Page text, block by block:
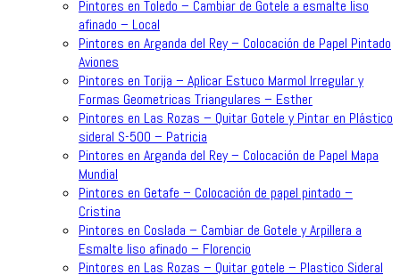
Pintores en Toledo – Cambiar de Gotele a esmalte liso
afinado – Local
Pintores en Arganda del Rey – Colocación de Papel Pintado
Aviones
Pintores en Torija – Aplicar Estuco Marmol Irregular y
Formas Geometricas Triangulares – Esther
Pintores en Las Rozas – Quitar Gotele y Pintar en Plástico
sideral S-500 – Patricia
Pintores en Arganda del Rey – Colocación de Papel Mapa
Mundial
Pintores en Getafe – Colocación de papel pintado –
Cristina
Pintores en Coslada – Cambiar de Gotele y Arpillera a
Esmalte liso afinado – Florencio
Pintores en Las Rozas – Quitar gotele – Plastico Sideral